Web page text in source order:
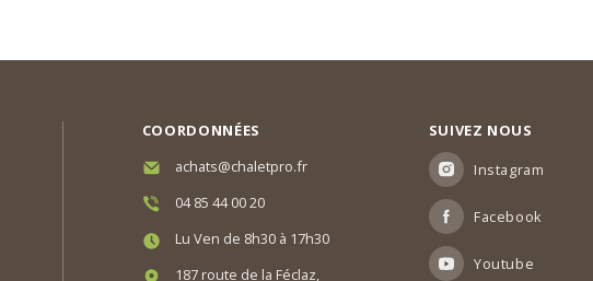
COORDONNÉES
achats@chaletpro.fr
04 85 44 00 20
Lu Ven de 8h30 à 17h30
187 route de la Féclaz,
SUIVEZ NOUS
Instagram
Facebook
Youtube